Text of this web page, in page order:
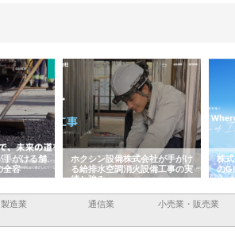
ホクシン設備株式会社が手がけ
る給排水空調消火設備工事の実
績と強み
株式会社東京シー
のGISインフラ管
入メリット
製造業 通信業 小売業・販売業